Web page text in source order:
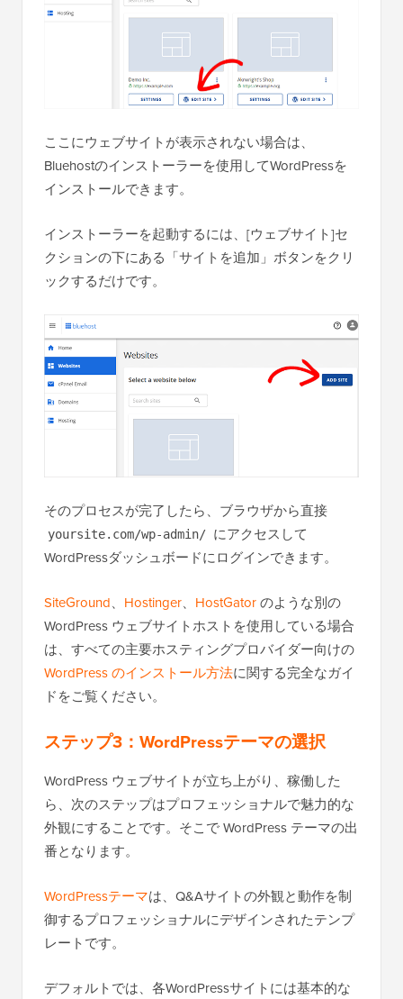
ここにウェブサイトが表示されない場合は、
Bluehostのインストーラーを使用してWordPressを
インストールできます。
インストーラーを起動するには、[ウェブサイト]セ
クションの下にある「サイトを追加」ボタンをクリ
ックするだけです。
そのプロセスが完了したら、ブラウザから直接
yoursite.com/wp-admin/ にアクセスして
WordPressダッシュボードにログインできます。
SiteGround、 Hostinger、 HostGatorのような別の
WordPress ウェブサイトホストを使用している場合
は、すべての主要ホスティングプロバイダー向けの
WordPress のインストール方法に関する完全なガイ
ドをご覧ください。
ステップ3：WordPressテーマの選択
WordPress ウェブサイトが立ち上がり、稼働した
ら、次のステップはプロフェッショナルで魅力的な
外観にすることです。そこで WordPress テーマの出
番となります。
WordPressテーマは、Q&Aサイトの外観と動作を制
御するプロフェッショナルにデザインされたテンプ
レートです。
デフォルトでは、各WordPressサイトには基本的な